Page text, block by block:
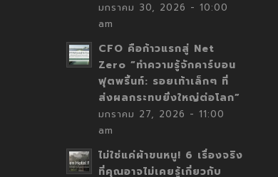
มกราคม 30, 2026 - 10:00
am
CFO คือก้าวแรกสู่ Net
Zero “ทำความรู้จักคาร์บอน
ฟุตพริ้นท์: รอยเท้าเล็กๆ ที่
ส่งผลกระทบยิ่งใหญ่ต่อโลก”
มกราคม 27, 2026 - 11:00
am
ไม่ใช่แค่ผ้าขนหนู! 6 เรื่องจริง
ที่คุณอาจไม่เคยรู้เกี่ยวกับ